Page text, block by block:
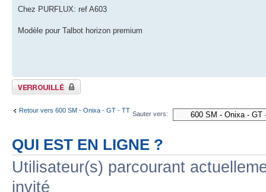
Chez PURFLUX: ref A603
Modèle pour Talbot horizon premium
Sujet verrouillé
Retour vers 600 SM - Onixa - GT - TT
Sauter vers:
QUI EST EN LIGNE ?
Utilisateur(s) parcourant
invité